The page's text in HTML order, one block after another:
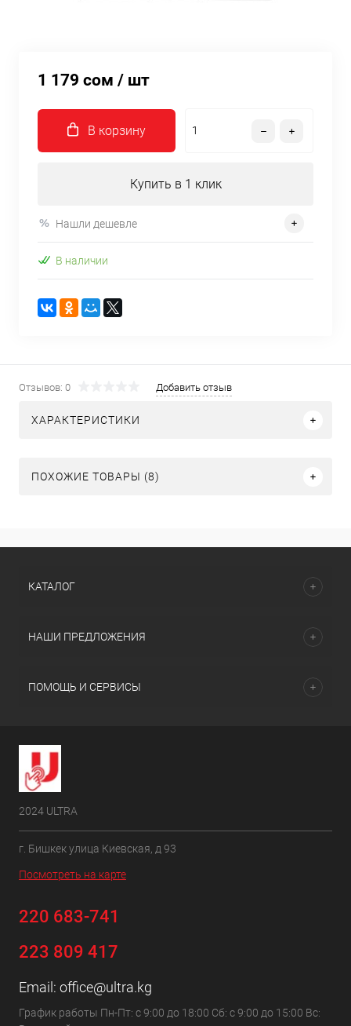
1 179 сом / шт
В корзину
Купить в 1 клик
Нашли дешевле
В наличии
Отзывов: 0 Добавить отзыв
ХАРАКТЕРИСТИКИ
ПОХОЖИЕ ТОВАРЫ (8)
КАТАЛОГ
НАШИ ПРЕДЛОЖЕНИЯ
ПОМОЩЬ И СЕРВИСЫ
2024 ULTRA
г. Бишкек улица Киевская, д 93
Посмотреть на карте
220 683-741
223 809 417
Email: office@ultra.kg
График работы Пн-Пт: с 9:00 до 18:00 Сб: с 9:00 до 15:00 Вс: